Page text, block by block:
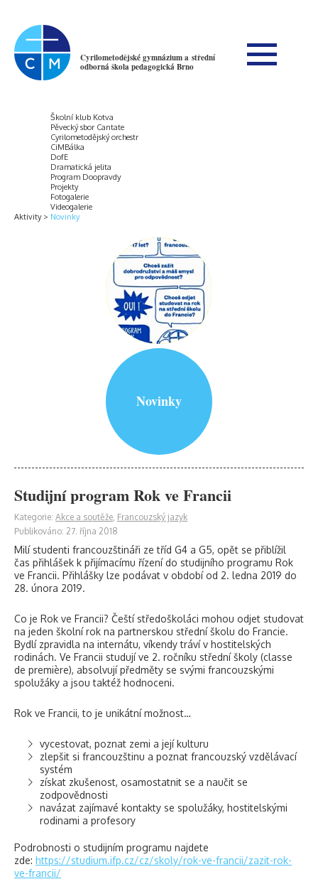
Cyrilometodějské gymnázium a střední
odborná škola pedagogická Brno
Aktivity
Školní klub Kotva
Pěvecký sbor Cantate
Cyrilometodějský orchestr
CiMBálka
DofE
Dramatická jelita
Program Doopravdy
Projekty
Fotogalerie
Videogalerie
Novinky
Novinky
Studijní program Rok ve Francii
Kategorie: Akce a soutěže, Francouzský jazyk
Publikováno: 27. října 2018
Milí studenti francouzštináři ze tříd G4 a G5, opět se přiblížil
čas přihlášek k přijímacímu řízení do studijního programu Rok
ve Francii. Přihlášky lze podávat v období od 2. ledna 2019 do
28. února 2019.
Co je Rok ve Francii? Čeští středoškoláci mohou odjet studovat
na jeden školní rok na partnerskou střední školu do Francie.
Bydlí zpravidla na internátu, víkendy tráví v hostitelských
rodinách. Ve Francii studují ve 2. ročníku střední školy (classe
de première), absolvují předměty se svými francouzskými
spolužáky a jsou taktéž hodnoceni.
Rok ve Francii, to je unikátní možnost…
vycestovat, poznat zemi a její kulturu
zlepšit si francouzštinu a poznat francouzský vzdělávací
systém
získat zkušenost, osamostatnit se a naučit se
zodpovědnosti
navázat zajímavé kontakty se spolužáky, hostitelskými
rodinami a profesory
Podrobnosti o studijním programu najdete
zde: https://studium.ifp.cz/cz/skoly/rok-ve-francii/zazit-rok-
ve-francii/